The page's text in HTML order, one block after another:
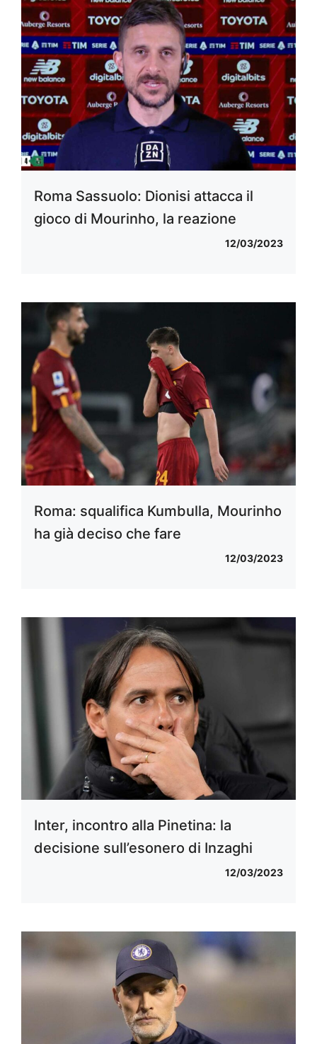
Roma Sassuolo: Dionisi attacca il
gioco di Mourinho, la reazione
12/03/2023
Roma: squalifica Kumbulla, Mourinho
ha già deciso che fare
12/03/2023
Inter, incontro alla Pinetina: la
decisione sull’esonero di Inzaghi
12/03/2023